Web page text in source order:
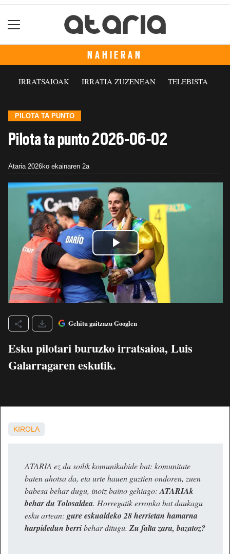
NAHIERAN
IRRATSAIOAK IRRATIA ZUZENEAN TELEBISTA
PILOTA TA PUNTO
Pilota ta punto 2026-06-02
Ataria 2026ko ekainaren 2a
Gehitu gaitzazu Googlen
Esku pilotari buruzko irratsaioa, Luis
Galarragaren eskutik.
KIROLA
ATARIA ez da soilik komunikabide bat: komunitate
baten ahotsa da, eta urte hauen guztien ondoren, zuen
babesa behar dugu, inoiz baino gehiago: ATARIAk
behar du Tolosaldea. Horregatik erronka bat daukagu
esku artean: gure eskualdeko 28 herrietan hamarna
harpidedun berribehar ditugu. Zu falta zara, bazatoz?